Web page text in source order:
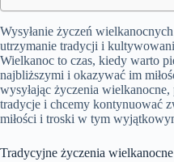
Wysyłanie życzeń
utrzymanie tradycji i
Wielkanoc to czas, kiedy warto
najbliższymi i okazywać im
wysyłając życzenia
tradycje i chcemy kontynuować
miłości i troski w tym
Tradycyjne życzenia wielkanocne